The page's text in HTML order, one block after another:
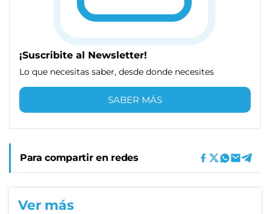
¡Suscribite al Newsletter!
Lo que necesitas saber, desde donde necesites
SABER MÁS
Para compartir en redes
Ver más